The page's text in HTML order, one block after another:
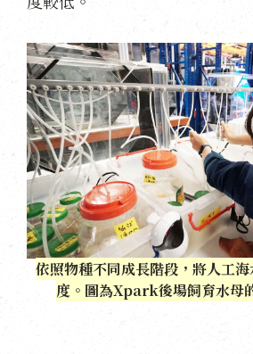
依照物種不同成長階段，將人工
度。圖為Xpark後場飼育水母